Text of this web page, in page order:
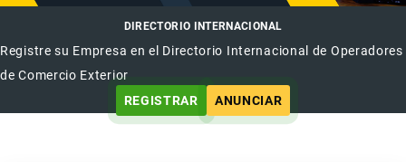
DIRECTORIO INTERNACIONAL
Registre su Empresa en el Directorio Internacional de Operadores
de Comercio Exterior
REGISTRAR
ANUNCIAR